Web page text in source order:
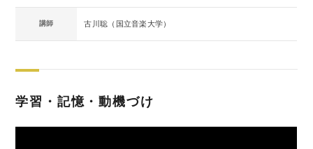
講師 古川聡（国立音楽大学）
学習・記憶・動機づけ